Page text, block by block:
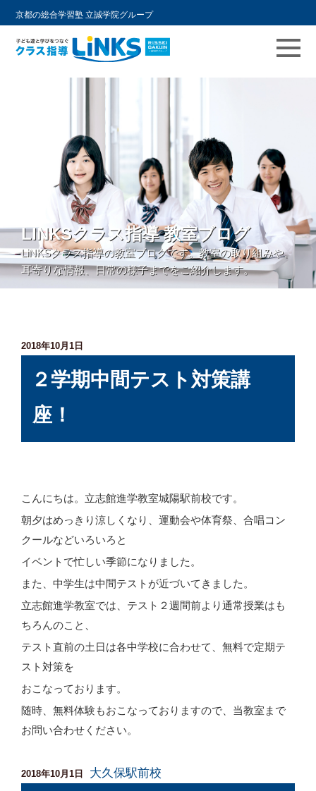
京都の総合学習塾 立誠学院グループ
LINKSクラス指導 教室ブログ
LiNKSクラス指導の教室ブログです。教室の取り組みや、
耳寄りな情報、日常の様子までをご紹介します。
投
2018年10月1日
２学期中間テスト対策講
座！
こんにちは。立志館進学教室城陽駅前校です。
朝夕はめっきり涼しくなり、運動会や体育祭、合唱コン
クールなどいろいろと
イベントで忙しい季節になりました。
また、中学生は中間テストが近づいてきました。
立志館進学教室では、テスト２週間前より通常授業はも
ちろんのこと、
テスト直前の土日は各中学校に合わせて、無料で定期テ
スト対策を
おこなっております。
随時、無料体験もおこなっておりますので、当教室まで
お問い合わせください。
投
2018年10月1日 大久保駅前校